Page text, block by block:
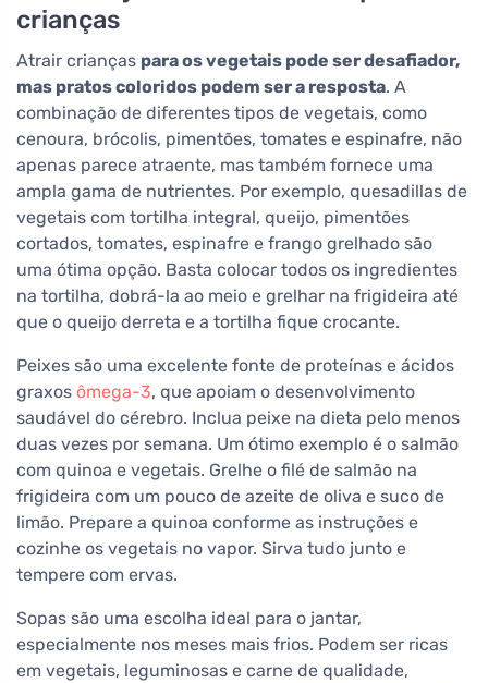
crianças
Atrair crianças para os vegetais pode ser desafiador,
mas pratos coloridos podem ser a resposta. A
combinação de diferentes tipos de vegetais, como
cenoura, brócolis, pimentões, tomates e espinafre, não
apenas parece atraente, mas também fornece uma
ampla gama de nutrientes. Por exemplo, quesadillas de
vegetais com tortilha integral, queijo, pimentões
cortados, tomates, espinafre e frango grelhado são
uma ótima opção. Basta colocar todos os ingredientes
na tortilha, dobrá-la ao meio e grelhar na frigideira até
que o queijo derreta e a tortilha fique crocante.
Peixes são uma excelente fonte de proteínas e ácidos
graxos ômega-3, que apoiam o desenvolvimento
saudável do cérebro. Inclua peixe na dieta pelo menos
duas vezes por semana. Um ótimo exemplo é o salmão
com quinoa e vegetais. Grelhe o filé de salmão na
frigideira com um pouco de azeite de oliva e suco de
limão. Prepare a quinoa conforme as instruções e
cozinhe os vegetais no vapor. Sirva tudo junto e
tempere com ervas.
Sopas são uma escolha ideal para o jantar,
especialmente nos meses mais frios. Podem ser ricas
em vegetais, leguminosas e carne de qualidade,